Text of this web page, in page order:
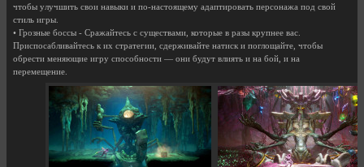
чтобы улучшить свои навыки и по-настоящему адаптировать персонажа под свой
стиль игры.
• Грозные боссы - Сражайтесь с существами, которые в разы крупнее вас.
Приспосабливайтесь к их стратегии, сдерживайте натиск и поглощайте, чтобы
обрести меняющие игру способности — они будут влиять и на бой, и на
перемещение.